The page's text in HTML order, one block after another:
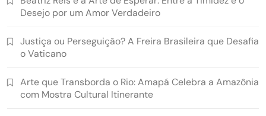
Desejo por um Amor Verdadeiro
Justiça ou Perseguição? A Freira Brasileira que Desafia
o Vaticano
Arte que Transborda o Rio: Amapá Celebra a Amazônia
com Mostra Cultural Itinerante